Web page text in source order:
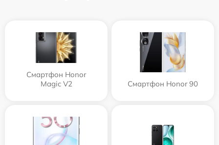
Смартфон Honor
Magic V2
Смартфон Honor 90